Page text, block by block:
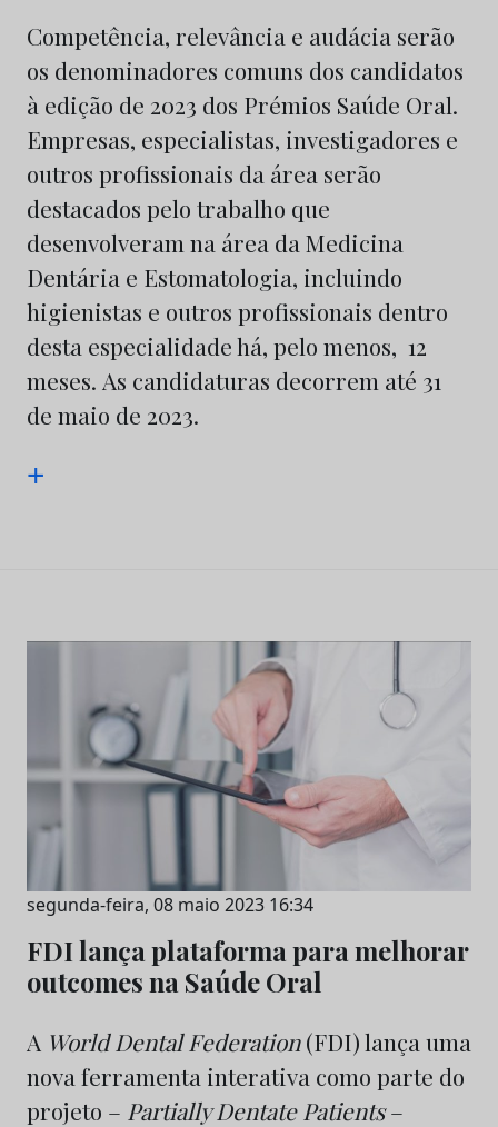
Competência, relevância e audácia serão
os denominadores comuns dos candidatos
à edição de 2023 dos Prémios Saúde Oral.
Empresas, especialistas, investigadores e
outros profissionais da área serão
destacados pelo trabalho que
desenvolveram na área da Medicina
Dentária e Estomatologia, incluindo
higienistas e outros profissionais dentro
desta especialidade há, pelo menos, 12
meses. As candidaturas decorrem até 31
de maio de 2023.
+
segunda-feira, 08 maio 2023 16:34
FDI lança plataforma para melhorar
outcomes na Saúde Oral
A World Dental Federation(FDI) lança uma
nova ferramenta interativa como parte do
projeto – Partially Dentate Patients–